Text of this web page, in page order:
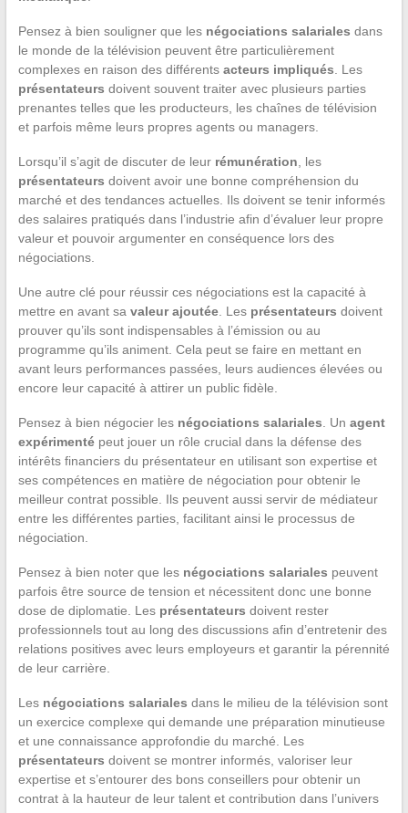
Pensez à bien souligner que les négociations salariales dans
le monde de la télévision peuvent être particulièrement
complexes en raison des différents acteurs impliqués . Les
présentateurs doivent souvent traiter avec plusieurs parties
prenantes telles que les producteurs, les chaînes de télévision
et parfois même leurs propres agents ou managers.
Lorsqu’il s’agit de discuter de leur rémunération , les
présentateurs doivent avoir une bonne compréhension du
marché et des tendances actuelles. Ils doivent se tenir informés
des salaires pratiqués dans l’industrie afin d’évaluer leur propre
valeur et pouvoir argumenter en conséquence lors des
négociations.
Une autre clé pour réussir ces négociations est la capacité à
mettre en avant sa valeur ajoutée. Les présentateurs doivent
prouver qu’ils sont indispensables à l’émission ou au
programme qu’ils animent. Cela peut se faire en mettant en
avant leurs performances passées, leurs audiences élevées ou
encore leur capacité à attirer un public fidèle.
Pensez à bien négocier les négociations salariales . Un agent
expérimentépeut jouer un rôle crucial dans la défense des
intérêts financiers du présentateur en utilisant son expertise et
ses compétences en matière de négociation pour obtenir le
meilleur contrat possible. Ils peuvent aussi servir de médiateur
entre les différentes parties, facilitant ainsi le processus de
négociation.
Pensez à bien noter que les négociations salariales peuvent
parfois être source de tension et nécessitent donc une bonne
dose de diplomatie. Les présentateurs doivent rester
professionnels tout au long des discussions afin d’entretenir des
relations positives avec leurs employeurs et garantir la pérennité
de leur carrière.
Les négociations salariales dans le milieu de la télévision sont
un exercice complexe qui demande une préparation minutieuse
et une connaissance approfondie du marché. Les
présentateurs doivent se montrer informés, valoriser leur
expertise et s’entourer des bons conseillers pour obtenir un
contrat à la hauteur de leur talent et contribution dans l’univers